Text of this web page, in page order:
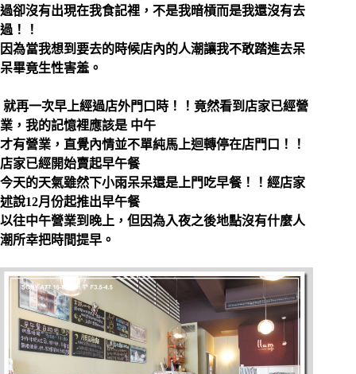
過卻沒有出現在我食記裡，不是我暗槓而是我還沒有去
過！！
因為當我想到要去的時候店內的人潮讓我不敢踏進去呆
呆畢竟生性害羞 。
就再一次早上經過店外門口時！！竟然看到店家已經營
業，我的記憶裡應該是 中午
才有營業，直覺內情並不單純馬上迴轉停在店門口！！
店家已經開始賣起早午餐
今天的天氣雖然下小雨呆呆還是上門吃早餐！！經店家
述說12月份起推出早午餐
以往中午營業到晚上，但因為入夜之後地點沒有什麼人
潮所幸把時間提早。